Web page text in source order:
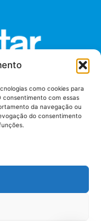
como cookies para
consentimento com essas
da navegação ou
do consentimento
Externo -
Sul), Qd. 04, Lt. 01
Sala S04